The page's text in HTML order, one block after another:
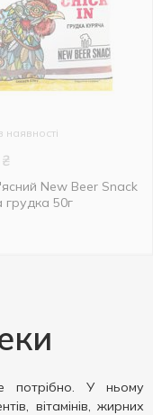
₴
New Beer Snack
грудка 50г
потрібно. У ньому
вітамінів, жирних